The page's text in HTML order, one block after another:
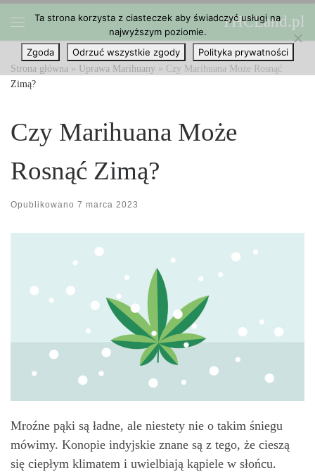
Przejdź do treści THCLand.pl
Strona główna » Uprawa Marihuany » Czy Marihuana Może Rosnąć
Zimą?
Czy Marihuana Może
Rosnąć Zimą?
Opublikowano 7 marca 2023
Mroźne pąki są ładne, ale niestety nie o takim śniegu
mówimy. Konopie indyjskie znane są z tego, że cieszą
się ciepłym klimatem i uwielbiają kąpiele w słońcu.
Ta strona korzysta z ciasteczek aby świadczyć usługi na
najwyższym poziomie.
Zgoda
Odrzuć wszystkie zgody Polityka prywatności